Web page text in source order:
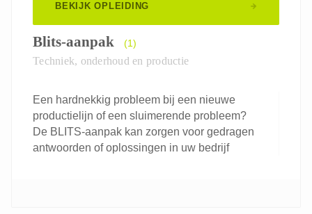
BEKIJK OPLEIDING
Blits-aanpak (1)
Techniek, onderhoud en productie
Een hardnekkig probleem bij een nieuwe
productielijn of een sluimerende probleem?
De BLITS-aanpak kan zorgen voor gedragen
antwoorden of oplossingen in uw bedrijf